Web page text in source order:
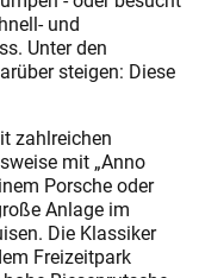
und
Unter den
steigen: Diese
zahlreichen
mit „Anno
Porsche oder
Anlage im
Die Klassiker
Freizeitpark